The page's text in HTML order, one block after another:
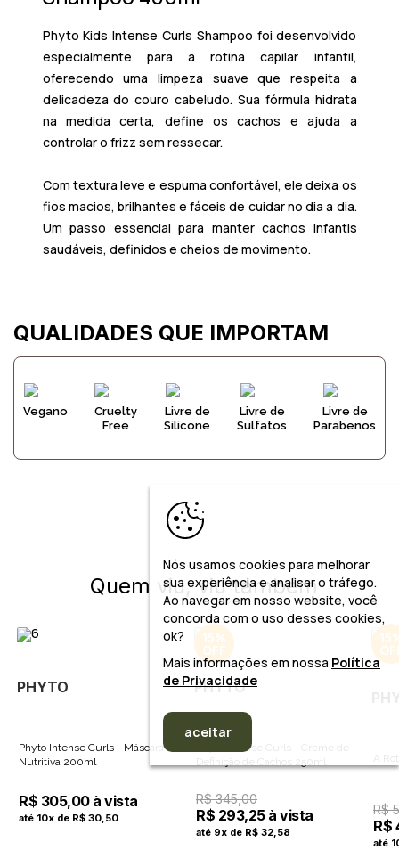
Phyto Kids Intense Curls Shampoo foi desenvolvido
especialmente para a rotina capilar infantil,
oferecendo uma limpeza suave que respeita a
delicadeza do couro cabeludo. Sua fórmula hidrata
na medida certa, define os cachos e ajuda a
controlar o frizz sem ressecar.
Com textura leve e espuma confortável, ele deixa os
fios macios, brilhantes e fáceis de cuidar no dia a dia.
Um passo essencial para manter cachos infantis
saudáveis, definidos e cheios de movimento.
QUALIDADES QUE IMPORTAM
Vegano
Cruelty
Free
Livre de
Silicone
Livre de
Sulfatos
Livre de
Parabenos
Quem viu, viu também
PHYTO
Phyto Intense Curls - Máscara
Nutritiva 200ml
R$ 305,00 à vista
até 10x de R$ 30,50
15%
PHYTO
Phyto Intense Curls - Creme de
R$ 345,00
R$ 293,25 à vista
até 9x de R$ 32,58
A
R$
R$
até
Nós usamos cookies para melhorar
sua experiência e analisar o tráfego.
Ao navegar em nosso website, você
concorda com o uso desses cookies,
ok?
Mais informações em nossa Política
de Privacidade
aceitar